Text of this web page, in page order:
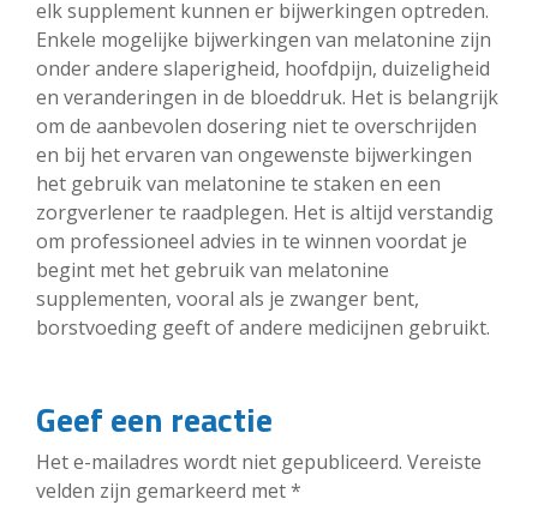
elk supplement kunnen er bijwerkingen optreden.
Enkele mogelijke bijwerkingen van melatonine zijn
onder andere slaperigheid, hoofdpijn, duizeligheid
en veranderingen in de bloeddruk. Het is belangrijk
om de aanbevolen dosering niet te overschrijden
en bij het ervaren van ongewenste bijwerkingen
het gebruik van melatonine te staken en een
zorgverlener te raadplegen. Het is altijd verstandig
om professioneel advies in te winnen voordat je
begint met het gebruik van melatonine
supplementen, vooral als je zwanger bent,
borstvoeding geeft of andere medicijnen gebruikt.
Geef een reactie
Het e-mailadres wordt niet gepubliceerd. Vereiste
velden zijn gemarkeerd met*